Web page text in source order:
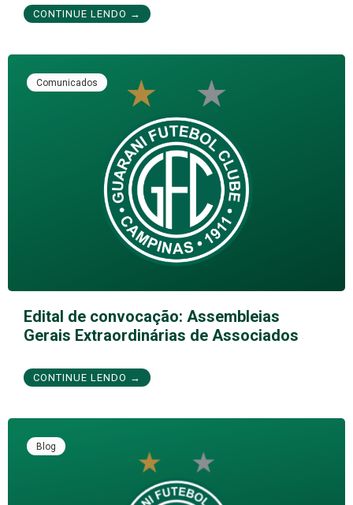
CONTINUE LENDO →
Comunicados
Edital de convocação: Assembleias
Gerais Extraordinárias de Associados
CONTINUE LENDO →
Blog